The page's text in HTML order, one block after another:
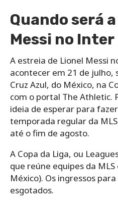
Quando será
Messi no Inter
A estreia de Lionel Messi
acontecer em 21 de
Cruz Azul, do México, na
com o portal The Athletic.
ideia de esperar para
temporada regular da
até o fim de agosto.
A Copa da Liga, ou
que reúne equipes da MLS
México). Os ingressos
esgotados.